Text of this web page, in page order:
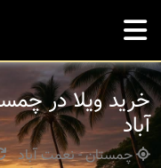
خرید ویلا در
آباد
چمستان - نعمت آباد